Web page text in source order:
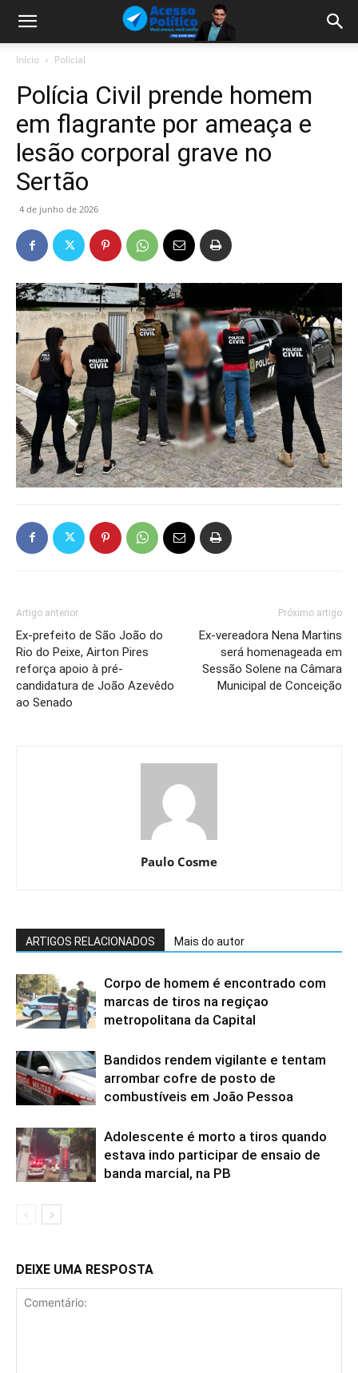
Início Policial
Polícia Civil prende homem
em flagrante por ameaça e
lesão corporal grave no
Sertão
4 de junho de 2026
Artigo anterior
Ex-prefeito de São João do
Rio do Peixe, Airton Pires
reforça apoio à pré-
candidatura de João Azevêdo
ao Senado
Próximo artigo
Ex-vereadora Nena Martins
será homenageada em
Sessão Solene na Câmara
Municipal de Conceição
Paulo Cosme
ARTIGOS RELACIONADOS Mais do autor
Corpo de homem é encontrado com
marcas de tiros na regiçao
metropolitana da Capital
Bandidos rendem vigilante e tentam
arrombar cofre de posto de
combustíveis em João Pessoa
Adolescente é morto a tiros quando
estava indo participar de ensaio de
banda marcial, na PB
DEIXE UMA RESPOSTA